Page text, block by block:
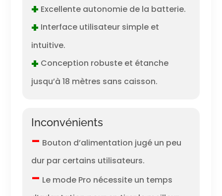
+ Excellente autonomie de la batterie.
+ Interface utilisateur simple et
intuitive.
+ Conception robuste et étanche
jusqu’à 18 mètres sans caisson.
Inconvénients
– Bouton d’alimentation jugé un peu
dur par certains utilisateurs.
– Le mode Pro nécessite un temps